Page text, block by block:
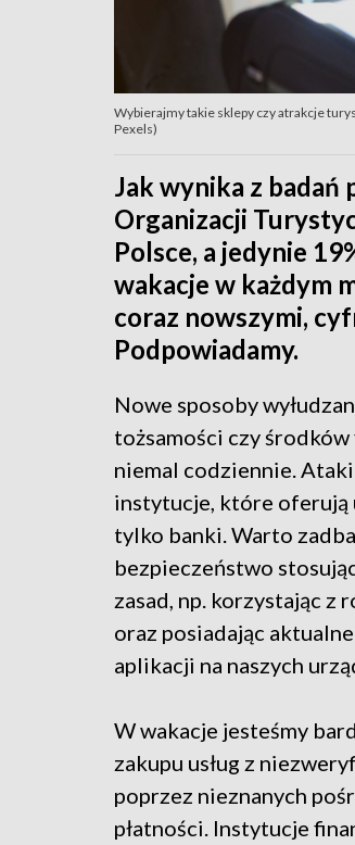
Wybierajmy takie sklepy czy atrakcje
Pexels)
Jak wynika z badań
Organizacji
Polsce, a jedynie
wakacje w każdym
coraz nowszymi,
Podpowiadamy.
Nowe sposoby
tożsamości czy
niemal codziennie.
instytucje, które oferują
tylko banki. Warto
bezpieczeństwo
zasad, np. korzystając z
oraz posiadając
aplikacji na naszych
W wakacje jesteśmy
zakupu usług z
poprzez nieznanych
płatności. Instytucje